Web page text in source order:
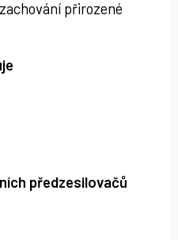
přirozené
předzesilovačů